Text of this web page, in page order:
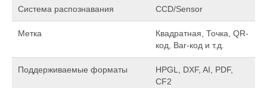
Система распознавания ССD/Sensor
Метка
Квадратная, Точка, QR-
код, Bar-код и т.д.
Поддерживаемые форматы
HPGL, DXF, AI, PDF,
CF2